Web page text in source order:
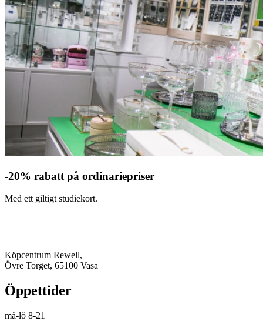
-20% rabatt på ordinariepriser
Med ett giltigt studiekort.
Köpcentrum Rewell,
Övre Torget, 65100 Vasa
Öppettider
må-lö 8-21